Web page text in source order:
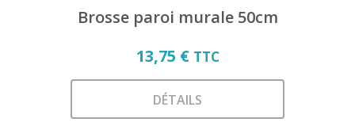
Brosse paroi murale 50cm
13,75 € TTC
DÉTAILS